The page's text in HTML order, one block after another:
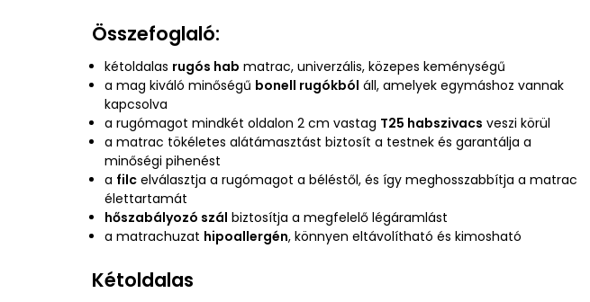
Összefoglaló:
kétoldalas rugós hab matrac, univerzális, közepes keménységű
a mag kiváló minőségű bonell rugókból áll, amelyek egymáshoz vannak
kapcsolva
a rugómagot mindkét oldalon 2 cm vastag T25 habszivacs veszi körül
a matrac tökéletes alátámasztást biztosít a testnek és garantálja a
minőségi pihenést
a filc elválasztja a rugómagot a béléstől, és így meghosszabbítja a matrac
élettartamát
hőszabályozó szál biztosítja a megfelelő légáramlást
a matrachuzat hipoallergén, könnyen eltávolítható és kimosható
Kétoldalas